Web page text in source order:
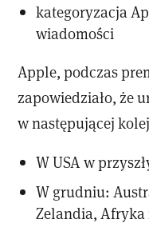
kategoryzacja
wiadomości
Apple, podczas
zapowiedziało, że
w następującej
W USA w
W grudniu:
Zelandia,